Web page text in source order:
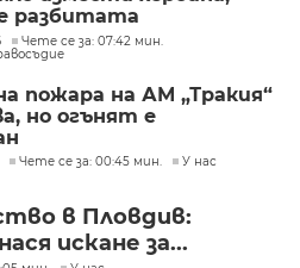
разбитата
да е единствената у
Чете се за: 07:42 мин.
пожара на АМ „Тракия“
но огънят е
Чете се за: 00:45 мин. У нас
в Пловдив:
искане за...